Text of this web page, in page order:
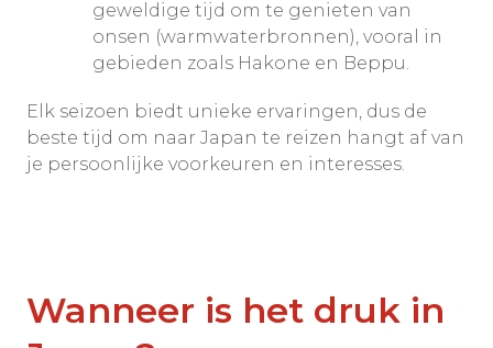
geweldige tijd om te genieten van
onsen (warmwaterbronnen), vooral in
gebieden zoals Hakone en Beppu.
Elk seizoen biedt unieke ervaringen, dus de
beste tijd om naar Japan te reizen hangt af van
je persoonlijke voorkeuren en interesses.
Wanneer is het druk in